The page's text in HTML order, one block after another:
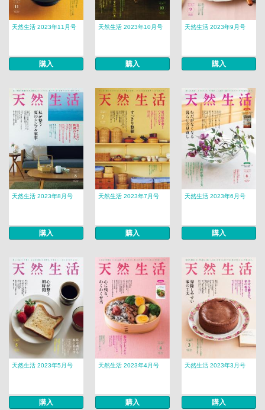
天然生活 2023年11月号
購入
天然生活 2023年10月号
購入
天然生活 2023年9月号
購入
天然生活 2023年8月号
購入
天然生活 2023年7月号
購入
天然生活 2023年6月号
購入
天然生活 2023年5月号
購入
天然生活 2023年4月号
購入
天然生活 2023年3月号
購入